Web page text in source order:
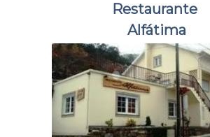
Restaurante
Alfátima